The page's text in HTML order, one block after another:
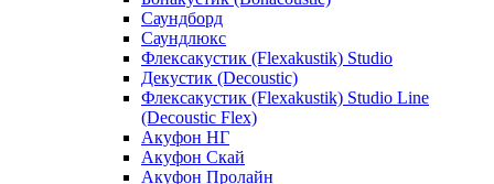
Саундборд
Саундлюкс
Флексакустик (Flexakustik) Studio
Декустик (Decoustic)
Флексакустик (Flexakustik) Studio Line
(Decoustic Flex)
Акуфон НГ
Акуфон Скай
Акуфон Пролайн